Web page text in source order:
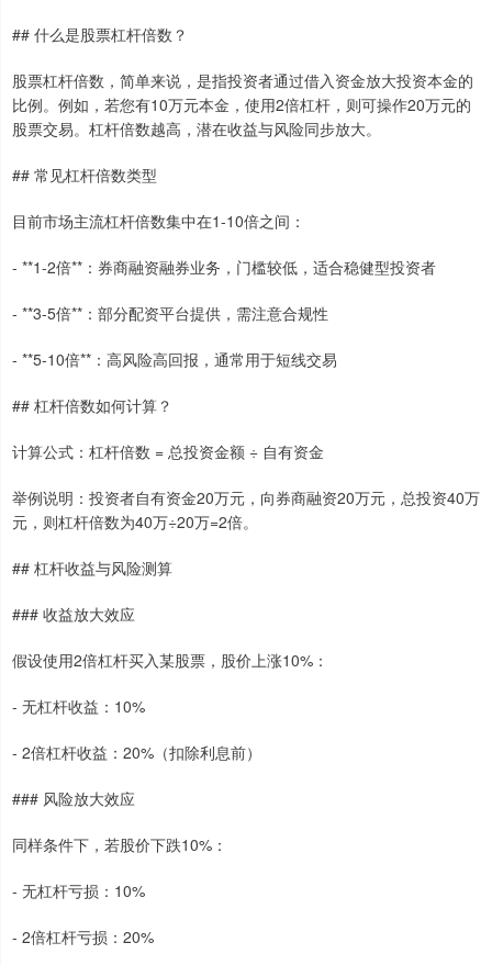
## 什么是股票杠杆倍数？
股票杠杆倍数，简单来说，是指投资者通过借入资金放大投资本金的
比例。例如，若您有10万元本金，使用2倍杠杆，则可操作20万元的
股票交易。杠杆倍数越高，潜在收益与风险同步放大。
## 常见杠杆倍数类型
目前市场主流杠杆倍数集中在1-10倍之间：
- **1-2倍**：券商融资融券业务，门槛较低，适合稳健型投资者
- **3-5倍**：部分配资平台提供，需注意合规性
- **5-10倍**：高风险高回报，通常用于短线交易
## 杠杆倍数如何计算？
计算公式：杠杆倍数 = 总投资金额 ÷ 自有资金
举例说明：投资者自有资金20万元，向券商融资20万元，总投资40万
元，则杠杆倍数为40万÷20万=2倍。
## 杠杆收益与风险测算
### 收益放大效应
假设使用2倍杠杆买入某股票，股价上涨10%：
- 无杠杆收益：10%
- 2倍杠杆收益：20%（扣除利息前）
### 风险放大效应
同样条件下，若股价下跌10%：
- 无杠杆亏损：10%
- 2倍杠杆亏损：20%